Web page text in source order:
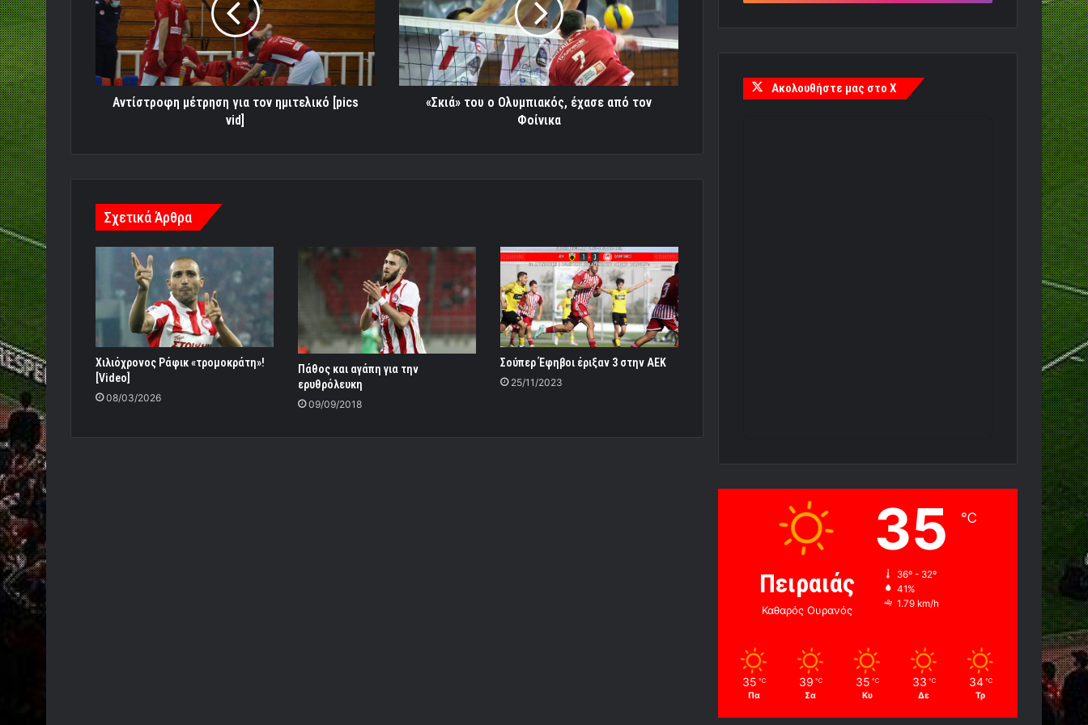
ημιτελικό
[pics
Αντίστροφη μέτρηση για τον ημιτελικό [pics
vid]
έχασε
από
τον
Φοίνικα
«Σκιά» του ο Ολυμπιακός, έχασε από τον
Φοίνικα
Σχετικά Άρθρα
Χιλιόχρονος Ράφικ «τρομοκράτη»!
[Video]
08/03/2026
Πάθος και αγάπη για την
ερυθρόλευκη
09/09/2018
Σούπερ Έφηβοι έριξαν 3 στην ΑΕΚ
25/11/2023
Ακολουθήστε μας στο X
Πειραιάς
Καθαρός Ουρανός
35 ℃
36º - 32º
41%
1.79 km/h
35 ℃
Πα
39 ℃
Σα
35 ℃
Κυ
33 ℃
Δε
34 ℃
Τρ